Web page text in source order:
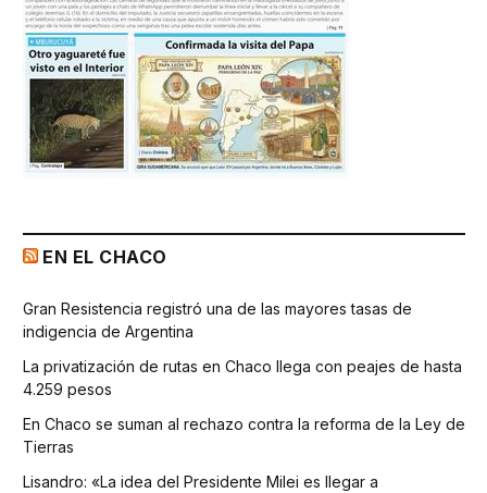
EN EL CHACO
Gran Resistencia registró una de las mayores tasas de
indigencia de Argentina
La privatización de rutas en Chaco llega con peajes de hasta
4.259 pesos
En Chaco se suman al rechazo contra la reforma de la Ley de
Tierras
Lisandro: «La idea del Presidente Milei es llegar a